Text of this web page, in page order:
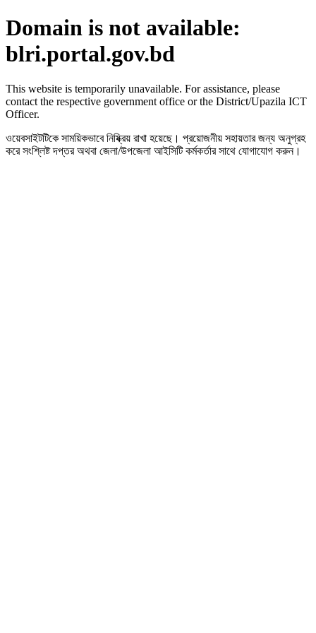
Domain is not available:
blri.portal.gov.bd
This website is temporarily unavailable. For assistance, please
contact the respective government office or the District/Upazila ICT
Officer.
ওয়েবসাইটটিকে সাময়িকভাবে নিষ্ক্রিয় রাখা হয়েছে। প্রয়োজনীয় সহায়তার জন্য অনুগ্রহ
করে সংশ্লিষ্ট দপ্তর অথবা জেলা/উপজেলা আইসিটি কর্মকর্তার সাথে যোগাযোগ করুন।